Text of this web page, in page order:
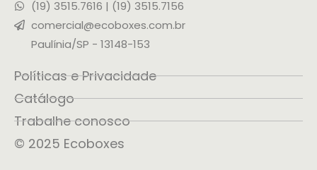
(19) 3515.7616 | (19) 3515.7156
comercial@ecoboxes.com.br
Paulínia/SP - 13148-153
Políticas e Privacidade
Catálogo
Trabalhe conosco
© 2025 Ecoboxes